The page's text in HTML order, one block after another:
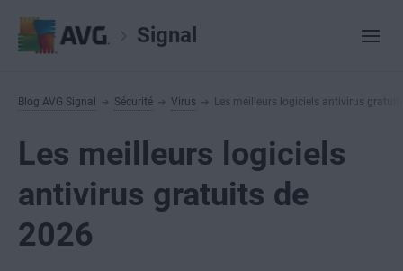
Signal
Blog AVG Signal Sécurité Virus Les meilleurs logiciels antivirus
Les meilleurs logiciels
antivirus gratuits de
2026